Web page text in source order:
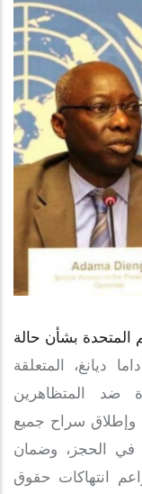
المتحدة بشأن حالة
ديانغ، المتعلقة
ضد المتظاهرين
وإطلاق سراح جميع
في الحجز، وضمان
انتهاكات حقوق